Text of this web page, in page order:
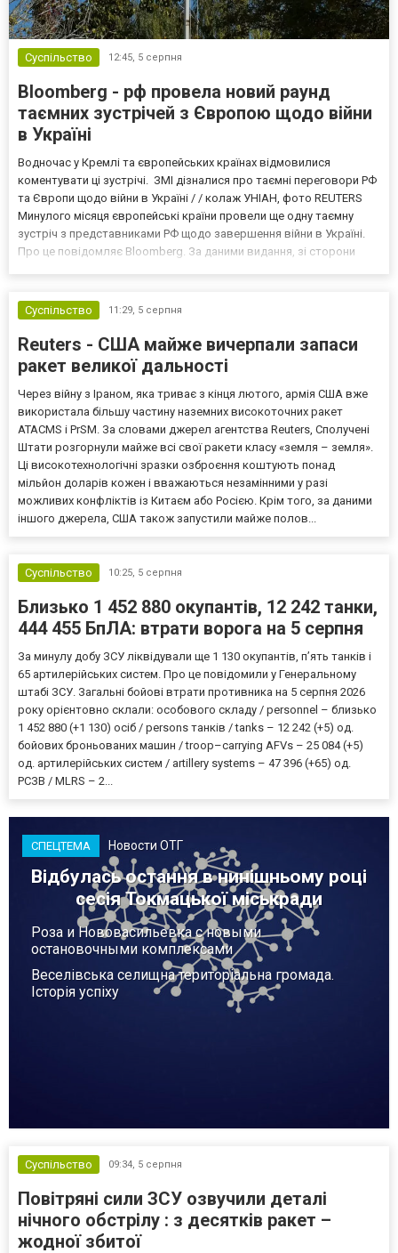
Суспільство 12:45, 5 серпня
Bloomberg - рф провела новий раунд
таємних зустрічей з Європою щодо війни
в Україні
Водночас у Кремлі та європейських країнах відмовилися
коментувати ці зустрічі. ЗМІ дізналися про таємні переговори РФ
та Європи щодо війни в Україні / / колаж УНІАН, фото REUTERS
Минулого місяця європейські країни провели ще одну таємну
зустріч з представниками РФ щодо завершення війни в Україні.
Про це повідомляє Bloomberg. За даними видання, зі сторони
Суспільство
11:29, 5 серпня
Reuters - США майже вичерпали запаси
ракет великої дальності
Через війну з Іраном, яка триває з кінця лютого, армія США вже
використала більшу частину наземних високоточних ракет
ATACMS і PrSM. За словами джерел агентства Reuters, Сполучені
Штати розгорнули майже всі свої ракети класу «земля – земля».
Ці високотехнологічні зразки озброєння коштують понад
мільйон доларів кожен і вважаються незамінними у разі
можливих конфліктів із Китаєм або Росією. Крім того, за даними
іншого джерела, США також запустили майже полов...
Суспільство 10:25, 5 серпня
Близько 1 452 880 окупантів, 12 242 танки,
444 455 БпЛА: втрати ворога на 5 серпня
За минулу добу ЗСУ ліквідували ще 1 130 окупантів, пʼять танків і
65 артилерійських систем. Про це повідомили у Генеральному
штабі ЗСУ. Загальні бойові втрати противника на 5 серпня 2026
року орієнтовно склали: особового складу / personnel – близько
1 452 880 (+1 130) осіб / persons танків / tanks – 12 242 (+5) од.
бойових броньованих машин / troop–carrying AFVs – 25 084 (+5)
од. артилерійських систем / artillery systems – 47 396 (+65) од.
РСЗВ / MLRS – 2...
СПЕЦТЕМА Новости ОТГ
Відбулась остання в нинішньому році
сесія Токмацької міськради
Роза и Нововасильевка с новыми
остановочными комплексами
Веселівська селищна територіальна громада.
Історія успіху
Суспільство 09:34, 5 серпня
Повітряні сили ЗСУ озвучили деталі
нічного обстрілу : з десятків ракет –
жодної збитої